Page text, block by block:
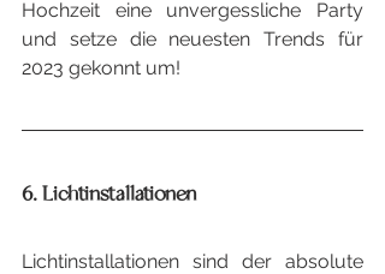
Hochzeit eine unvergessliche Party
und setze die neuesten Trends für
2023 gekonnt um!
6. Lichtinstallationen
Lichtinstallationen sind der absolute